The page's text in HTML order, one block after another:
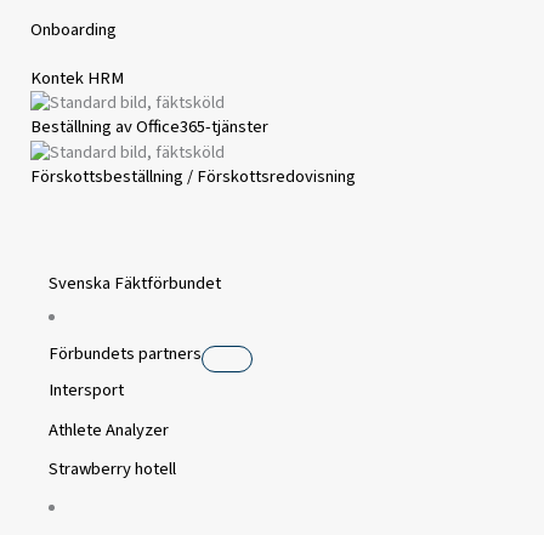
Onboarding
Kontek HRM
Beställning av Office365-tjänster
Förskottsbeställning / Förskottsredovisning
Svenska Fäktförbundet
Förbundets partners
Intersport
Athlete Analyzer
Strawberry hotell